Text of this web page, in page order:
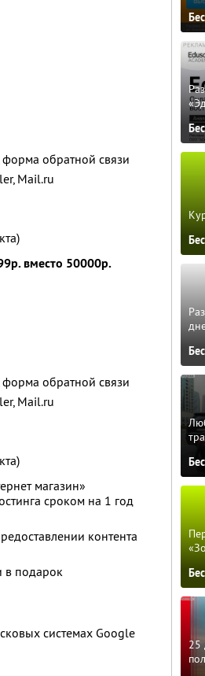
форма обратной связи
Mail.ru
вместо 50000р.
форма обратной связи
Mail.ru
магазин»
сроком на 1 год
контента
в подарок
системах Google
25